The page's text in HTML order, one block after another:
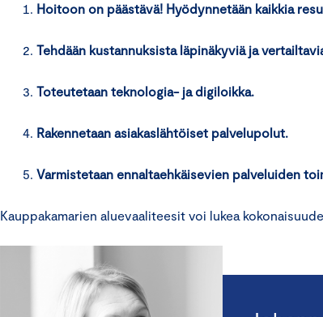
Hoitoon on päästävä! Hyödynnetään kaikkia
Tehdään kustannuksista läpinäkyviä ja
Toteutetaan teknologia- ja digiloikka.
Rakennetaan asiakaslähtöiset palvelupolut.
Varmistetaan ennaltaehkäisevien palveluiden
Kauppakamarien aluevaaliteesit voi lukea